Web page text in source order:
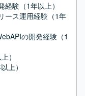
験（1年以上）
ース運用経験（1年
の開発経験（1
）
上）